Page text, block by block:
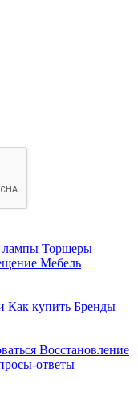
лампы Торшеры
Мебель
Как купить Бренды
Восстановление
ответы